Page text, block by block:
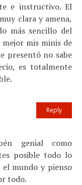
e instructivo. El
clara y amena,
más sencillo del
mis minis de
presentó no sabe
es totalmente
genial como
posible todo lo
mundo y pienso
todo.
Reply